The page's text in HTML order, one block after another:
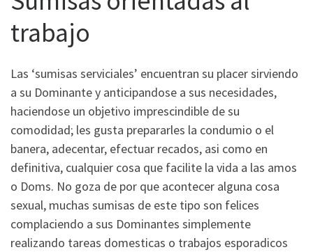
trabajo
Las ‘sumisas serviciales’ encuentran su placer sirviendo
a su Dominante y anticipandose a sus necesidades,
haciendose un objetivo imprescindible de su
comodidad; les gusta prepararles la condumio o el
banera, adecentar, efectuar recados, asi­ como en
definitiva, cualquier cosa que facilite la vida a las amos
o Doms. No goza de por que acontecer alguna cosa
sexual, muchas sumisas de este tipo son felices
complaciendo a sus Dominantes simplemente
realizando tareas domesticas o trabajos esporadicos